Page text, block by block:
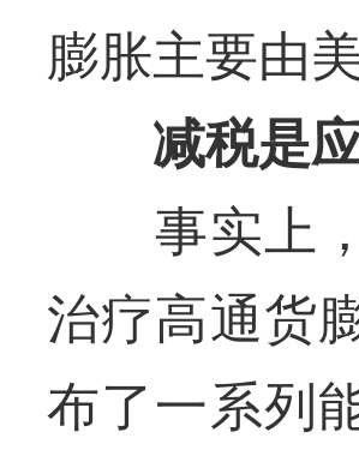
膨胀主要由
减税是
事实上，
治疗高通货
布了一系列